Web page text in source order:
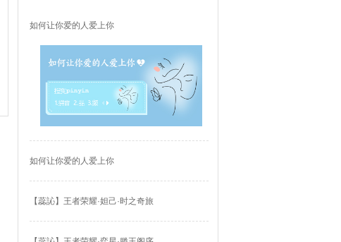
如何让你爱的人爱上你
如何让你爱的人爱上你
【蕊訫】王者荣耀·妲己·时之奇旅